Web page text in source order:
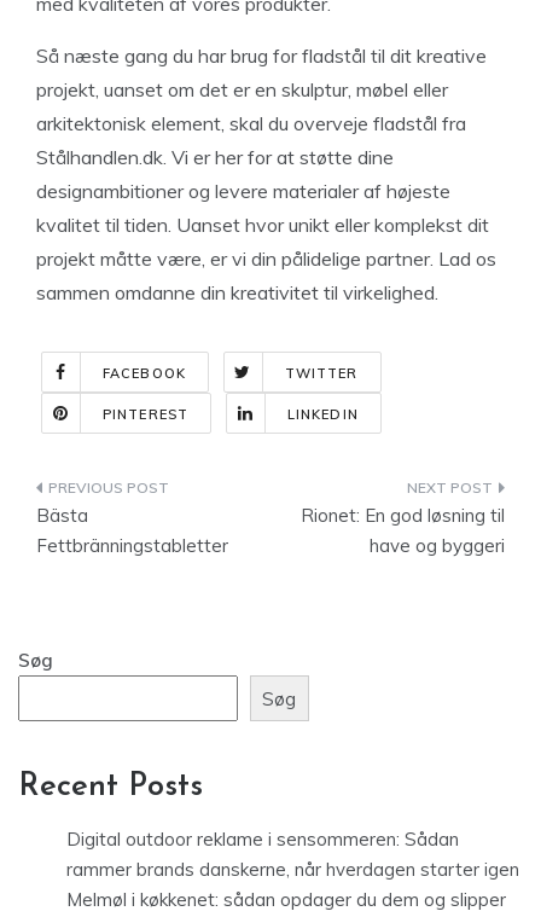
Så næste gang du har brug for fladstål til dit kreative
projekt, uanset om det er en skulptur, møbel eller
arkitektonisk element, skal du overveje fladstål fra
Stålhandlen.dk. Vi er her for at støtte dine
designambitioner og levere materialer af højeste
kvalitet til tiden. Uanset hvor unikt eller komplekst dit
projekt måtte være, er vi din pålidelige partner. Lad os
sammen omdanne din kreativitet til virkelighed.
FACEBOOK TWITTER
PINTEREST LINKEDIN
Indlægsnavigation
Bästa
Fettbränningstabletter
Rionet: En god løsning til
have og byggeri
Søg
Søg
Recent Posts
Digital outdoor reklame i sensommeren: Sådan
rammer brands danskerne, når hverdagen starter igen
Melmøl i køkkenet: sådan opdager du dem og slipper